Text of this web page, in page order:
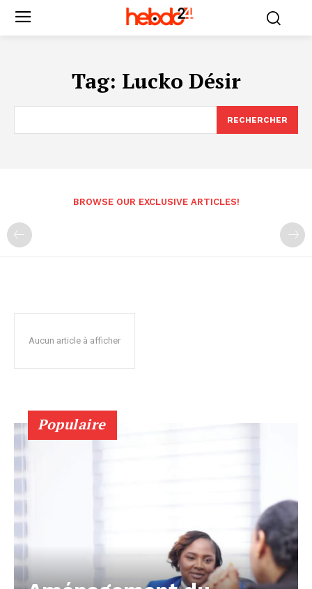
Tag: Lucko Désir
RECHERCHER
BROWSE OUR EXCLUSIVE ARTICLES!
Aucun article à afficher
Populaire